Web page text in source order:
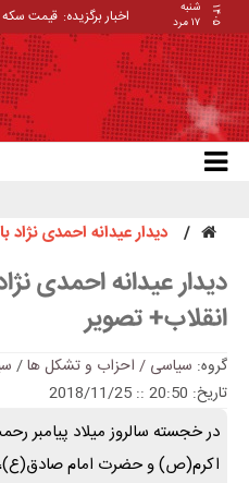
۱۴۰۵
شنبه
۱۷ مرد
اخبار برگزیده: قیمت سکه و
دیدار عیدانه احمدی نژاد
دیدار عیدانه احمدی
انقلاب+ تصویر
گروه: سیاسی / احزاب و تشکل ها/
تاریخ: 20:50 :: 2018/11/25
در خجسته سالروز میلاد
اکرم(ص) و حضرت امام صادق(ع)،